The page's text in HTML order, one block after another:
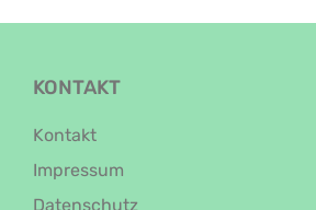
KONTAKT
Kontakt
Impressum
Datenschutz